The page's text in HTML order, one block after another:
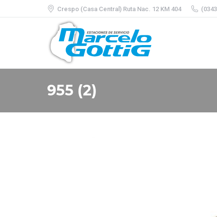
Crespo (Casa Central) Ruta Nac. 12 KM 404
955 (2)